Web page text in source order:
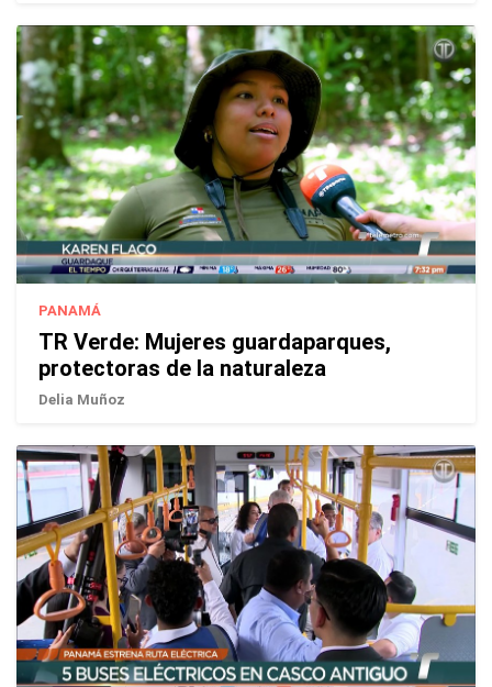
PANAMÁ
TR Verde: Mujeres guardaparques,
protectoras de la naturaleza
Delia Muñoz